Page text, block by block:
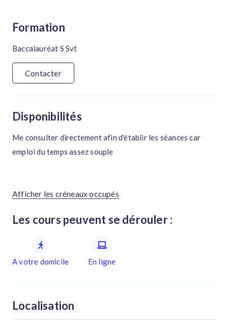
Formation
Baccalauréat S Svt
Contacter
Disponibilités
Me consulter directement afin d'établir les séances car
emploi du temps assez souple
Afficher les créneaux occupés
Les cours peuvent se dérouler :
A votre domicile En ligne
Localisation